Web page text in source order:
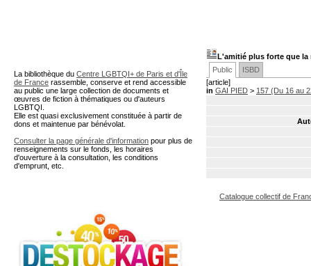
L'amitié plus forte que la
Public
ISBD
[article]
in GAI PIED > 157 (Du 16 au
Catalogue collectif de
La bibliothèque du Centre LGBTQI+ de Paris et d'Île
de France rassemble, conserve et rend accessible
au public une large collection de documents et
œuvres de fiction à thématiques ou d'auteurs
LGBTQI.
Elle est quasi exclusivement constituée à partir de
dons et maintenue par bénévolat.
Consulter la page générale d'information pour plus de
renseignements sur le fonds, les horaires
d'ouverture à la consultation, les conditions
d'emprunt, etc.